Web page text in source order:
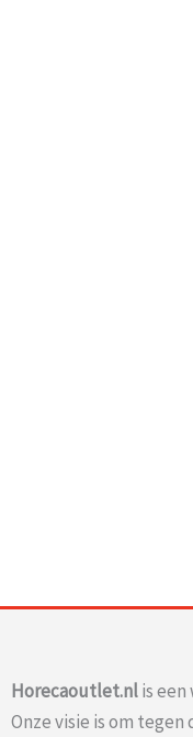
Horecaoutlet.nlis
Onze visie is om